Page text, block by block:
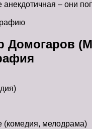
– они
Домогаров
(комедия, мелодрама)